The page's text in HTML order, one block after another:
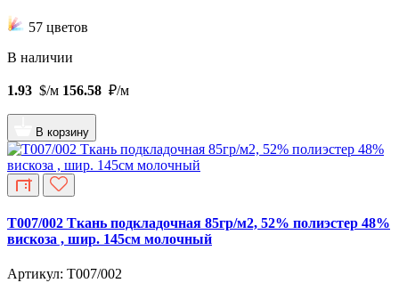
57 цветов
В наличии
1.93 $/м 156.58 ₽/м
В корзину
T007/002 Ткань подкладочная 85гр/м2, 52% полиэстер 48%
вискоза , шир. 145см молочный
Артикул: T007/002